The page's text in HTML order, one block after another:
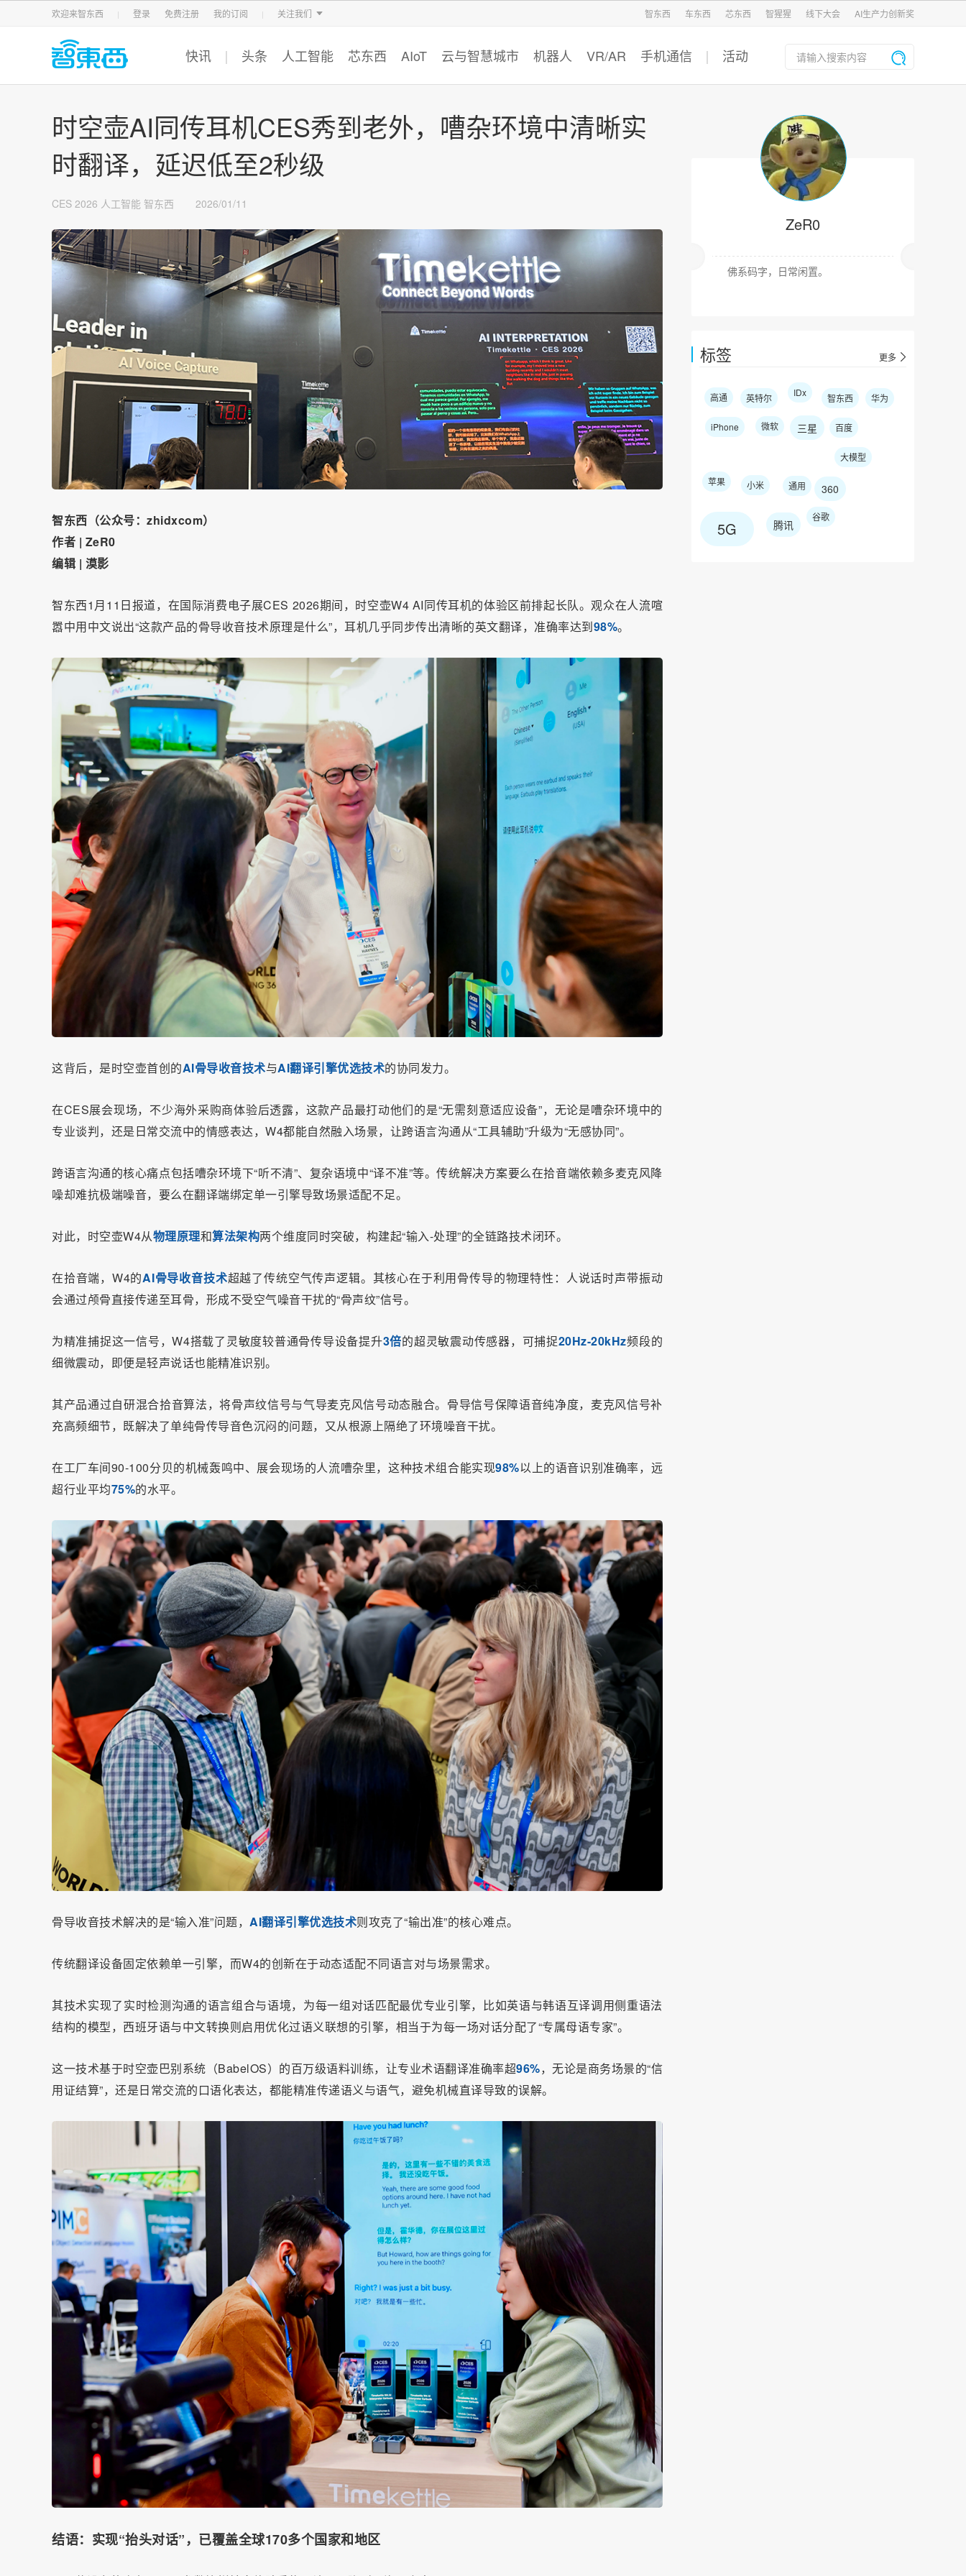
欢迎来智东西 登录 免费注册 我的订阅 关注我们
智东西 车东西 芯东西 智猩猩
智东西 车东西 芯东西 智猩猩 线下大会 AI生产力创新奖
快讯 头条 人工智能 芯东西 AIoT 云与智慧城市 机器人 VR/AR 手机通信 活动
ZeR0
佛系码字，日常闲置。
标签 更多
高通 英特尔 IDx 智东西 华为
iPhone 微软 三星 百度
大模型
苹果
小米 通用 360
5G 腾讯
谷歌
时空壶AI同传耳机CES秀到老外，嘈杂环境中清晰实
时翻译，延迟低至2秒级
CES 2026 人工智能 智东西 2026/01/11
智东西（公众号：zhidxcom）
作者 | ZeR0
编辑 | 漠影
智东西1月11日报道，在国际消费电子展CES 2026期间，时空壶W4 AI同传耳机的体验区前排起长队。观众在人流喧
嚣中用中文说出“这款产品的骨导收音技术原理是什么”，耳机几乎同步传出清晰的英文翻译，准确率达到98%。
这背后，是时空壶首创的AI骨导收音技术与AI翻译引擎优选技术的协同发力。
在CES展会现场，不少海外采购商体验后透露，这款产品最打动他们的是“无需刻意适应设备”，无论是嘈杂环境中的
专业谈判，还是日常交流中的情感表达，W4都能自然融入场景，让跨语言沟通从“工具辅助”升级为“无感协同”。
跨语言沟通的核心痛点包括嘈杂环境下“听不清”、复杂语境中“译不准”等。传统解决方案要么在拾音端依赖多麦克风降
噪却难抗极端噪音，要么在翻译端绑定单一引擎导致场景适配不足。
对此，时空壶W4从物理原理和算法架构两个维度同时突破，构建起“输入-处理”的全链路技术闭环。
在拾音端，W4的AI骨导收音技术超越了传统空气传声逻辑。其核心在于利用骨传导的物理特性：人说话时声带振动
会通过颅骨直接传递至耳骨，形成不受空气噪音干扰的“骨声纹”信号。
为精准捕捉这一信号，W4搭载了灵敏度较普通骨传导设备提升3倍的超灵敏震动传感器，可捕捉20Hz-20kHz频段的
细微震动，即便是轻声说话也能精准识别。
其产品通过自研混合拾音算法，将骨声纹信号与气导麦克风信号动态融合。骨导信号保障语音纯净度，麦克风信号补
充高频细节，既解决了单纯骨传导音色沉闷的问题，又从根源上隔绝了环境噪音干扰。
在工厂车间90-100分贝的机械轰鸣中、展会现场的人流嘈杂里，这种技术组合能实现98%以上的语音识别准确率，远
超行业平均75%的水平。
骨导收音技术解决的是“输入准”问题， AI翻译引擎优选技术则攻克了“输出准”的核心难点。
传统翻译设备固定依赖单一引擎，而W4的创新在于动态适配不同语言对与场景需求。
其技术实现了实时检测沟通的语言组合与语境，为每一组对话匹配最优专业引擎，比如英语与韩语互译调用侧重语法
结构的模型，西班牙语与中文转换则启用优化过语义联想的引擎，相当于为每一场对话分配了“专属母语专家”。
这一技术基于时空壶巴别系统（BabelOS）的百万级语料训练，让专业术语翻译准确率超96%，无论是商务场景的“信
用证结算”，还是日常交流的口语化表达，都能精准传递语义与语气，避免机械直译导致的误解。
结语：实现“抬头对话”，已覆盖全球170多个国家和地区